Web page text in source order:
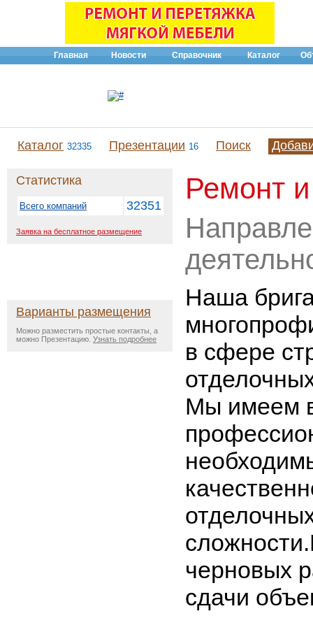
Главная Новости Справочник Каталог
Каталог 32335 Презентации 16 Поиск
Статистика
Всего компаний 32351
Заявка на бесплатное размещение
Варианты размещения
Можно разместить простые контакты, а
можно Презентацию. Узнать подробнее
Ремонт
Наша
в сфере
Мы имеем
черновых
сдачи